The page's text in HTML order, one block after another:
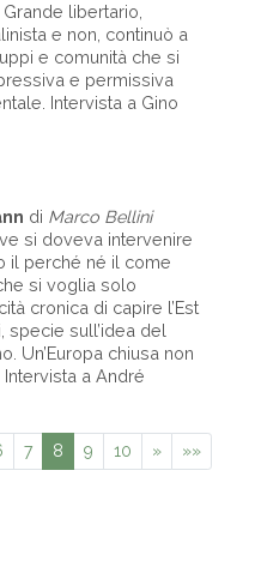
libertario,
e non, continuò a
e comunità che si
e permissiva
Intervista a Gino
di Marco Bellini
si doveva intervenire
il perché né il come
si voglia solo
cronica di capire l’Est
sull’idea del
Un’Europa chiusa non
a André
7 8 9 10 » »»